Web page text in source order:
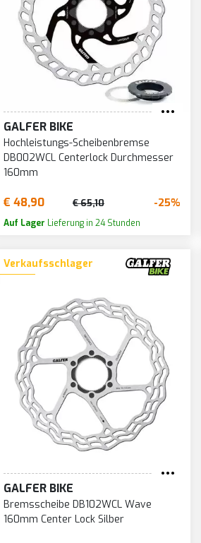
GALFER BIKE
Hochleistungs-Scheibenbremse
DB002WCL Centerlock Durchmesser
160mm
€ 48,90 € 65,10 -25%
Auf Lager Lieferung in 24 Stunden
Verkaufsschlager
GALFER BIKE
Bremsscheibe DB102WCL Wave
160mm Center Lock Silber